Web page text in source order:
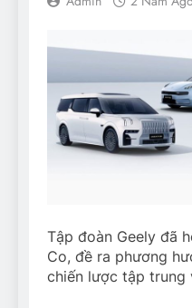
Tập đoàn Geely đã
Co, đề ra phương
chiến lược tập trung